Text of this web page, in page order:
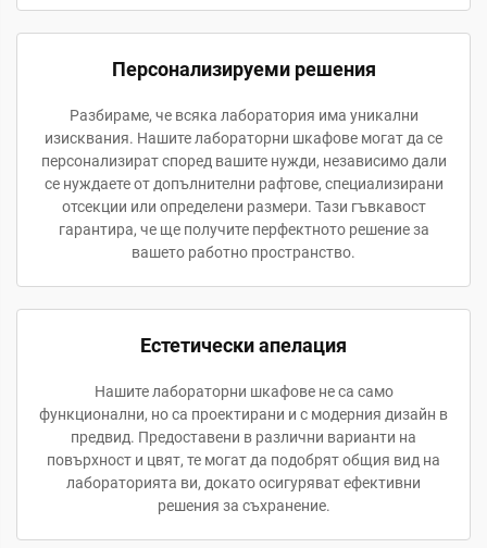
Персонализируеми решения
Разбираме, че всяка лаборатория има уникални
изисквания. Нашите лабораторни шкафове могат да се
персонализират според вашите нужди, независимо дали
се нуждаете от допълнителни рафтове, специализирани
отсекции или определени размери. Тази гъвкавост
гарантира, че ще получите перфектното решение за
вашето работно пространство.
Естетически апелация
Нашите лабораторни шкафове не са само
функционални, но са проектирани и с модерния дизайн в
предвид. Предоставени в различни варианти на
повърхност и цвят, те могат да подобрят общия вид на
лабораторията ви, докато осигуряват ефективни
решения за съхранение.